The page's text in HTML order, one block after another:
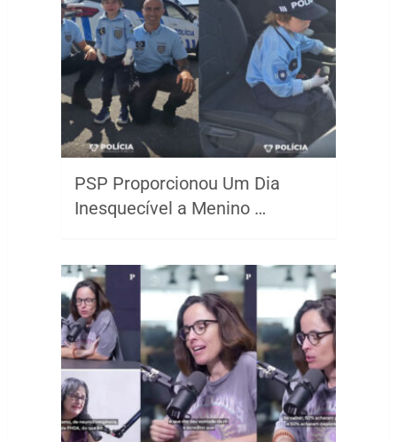
PSP Proporcionou Um Dia
Inesquecível a Menino …